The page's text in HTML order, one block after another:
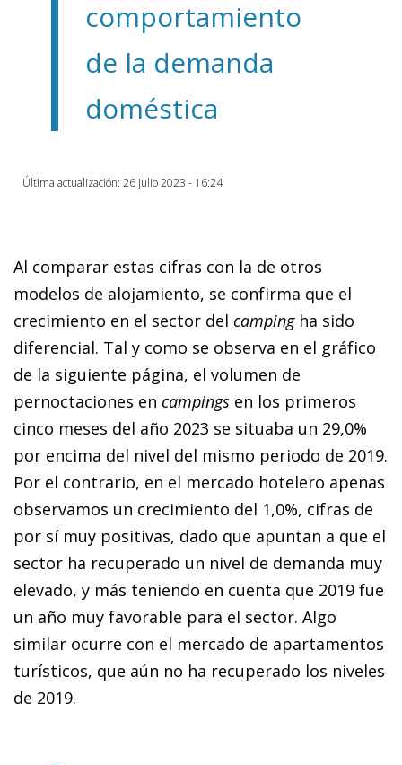
comportamiento
de la demanda
doméstica
Última actualización: 26 julio 2023 - 16:24
Al comparar estas cifras con la de otros
modelos de alojamiento, se confirma que el
crecimiento en el sector del campingha sido
diferencial. Tal y como se observa en el gráfico
de la siguiente página, el volumen de
pernoctaciones en campings en los primeros
cinco meses del año 2023 se situaba un 29,0%
por encima del nivel del mismo periodo de 2019.
Por el contrario, en el mercado hotelero apenas
observamos un crecimiento del 1,0%, cifras de
por sí muy positivas, dado que apuntan a que el
sector ha recuperado un nivel de demanda muy
elevado, y más teniendo en cuenta que 2019 fue
un año muy favorable para el sector. Algo
similar ocurre con el mercado de apartamentos
turísticos, que aún no ha recuperado los niveles
de 2019.